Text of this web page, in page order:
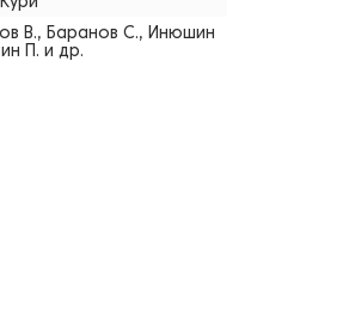
В., Баранов С., Инюшин
П. и др.